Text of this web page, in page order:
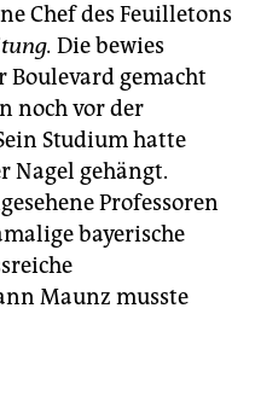
Chef des Feuilletons
Die bewies
Boulevard gemacht
noch vor der
Studium hatte
Nagel gehängt.
Professoren
bayerische
Maunz musste